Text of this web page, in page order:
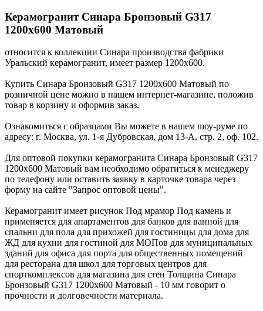
Керамогранит Синара Бронзовый G317
1200x600 Матовый
относится к коллекции Синара производства фабрики
Уральский керамогранит, имеет размер 1200x600.
Купить Синара Бронзовый G317 1200x600 Матовый по
розничной цене можно в нашем интернет-магазине, положив
товар в корзину и оформив заказ.
Ознакомиться с образцами Вы можете в нашем шоу-руме по
адресу: г. Москва, ул. 1-я Дубровская, дом 13-А, стр. 2, оф. 102.
Для оптовой покупки керамогранита Синара Бронзовый G317
1200x600 Матовый вам необходимо обратиться к менеджеру
по телефону или оставить заявку в карточке товара через
форму на сайте "Запрос оптовой цены".
Керамогранит имеет рисунок Под мрамор Под камень и
применяется для апартаментов для банков для ванной для
спальни для пола для прихожей для гостиницы для дома для
ЖД для кухни для гостиной для МОПов для муниципальных
зданий для офиса для порта для общественных помещений
для ресторана для школ для торговых центров для
спорткомплексов для магазина для стен Толщина Синара
Бронзовый G317 1200x600 Матовый - 10 мм говорит о
прочности и долговечности материала.